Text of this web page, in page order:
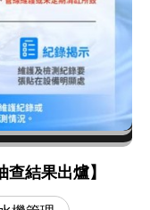
查結果出爐】